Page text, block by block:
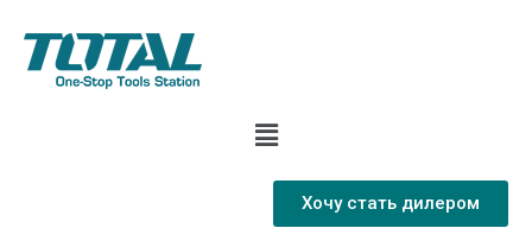
Хочу стать дилером